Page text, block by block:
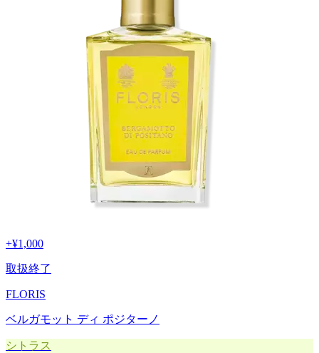
+¥1,000
取扱終了
FLORIS
ベルガモット ディ ポジターノ
シトラス